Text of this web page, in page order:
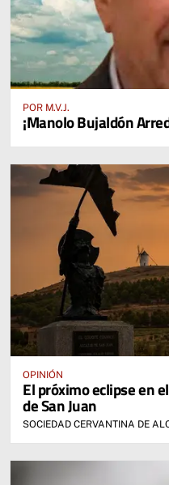
POR M.V.J.
¡Manolo Bujaldón
OPINIÓN
El próximo eclipse en
de San Juan
SOCIEDAD CERVANTINA DE